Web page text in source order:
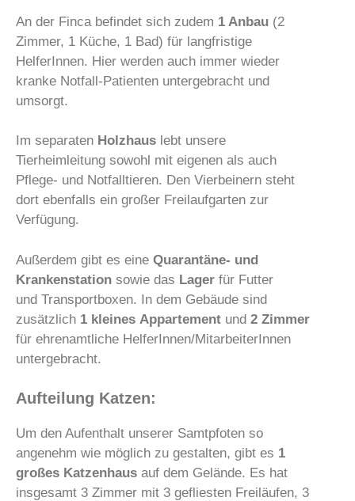
An der Finca befindet sich zudem 1 Anbau (2
Zimmer, 1 Küche, 1 Bad) für langfristige
HelferInnen. Hier werden auch immer wieder
kranke Notfall-Patienten untergebracht und
umsorgt.
Im separaten Holzhaus lebt unsere
Tierheimleitung sowohl mit eigenen als auch
Pflege- und Notfalltieren. Den Vierbeinern steht
dort ebenfalls ein großer Freilaufgarten zur
Verfügung.
Außerdem gibt es eine Quarantäne- und
Krankenstation sowie das Lager für Futter
und Transportboxen. In dem Gebäude sind
zusätzlich 1 kleines Appartement und 2 Zimmer
für ehrenamtliche HelferInnen/MitarbeiterInnen
untergebracht.
Aufteilung Katzen:
Um den Aufenthalt unserer Samtpfoten so
angenehm wie möglich zu gestalten, gibt es 1
großes Katzenhaus auf dem Gelände. Es hat
insgesamt 3 Zimmer mit 3 gefliesten Freiläufen, 3